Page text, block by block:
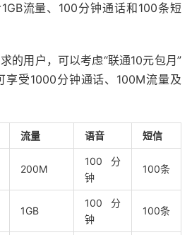
流量、100分钟通话和100条短
的用户，可以考虑“联通10元包月”
享受1000分钟通话、100M流量及
流量 语音 短信
200M
100分
钟
100条
1GB
100分
钟
100条